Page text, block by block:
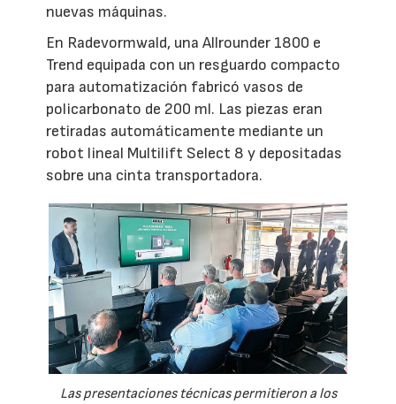
nuevas máquinas.
En Radevormwald, una Allrounder 1800 e
Trend equipada con un resguardo compacto
para automatización fabricó vasos de
policarbonato de 200 ml. Las piezas eran
retiradas automáticamente mediante un
robot lineal Multilift Select 8 y depositadas
sobre una cinta transportadora.
Las presentaciones técnicas permitieron a los